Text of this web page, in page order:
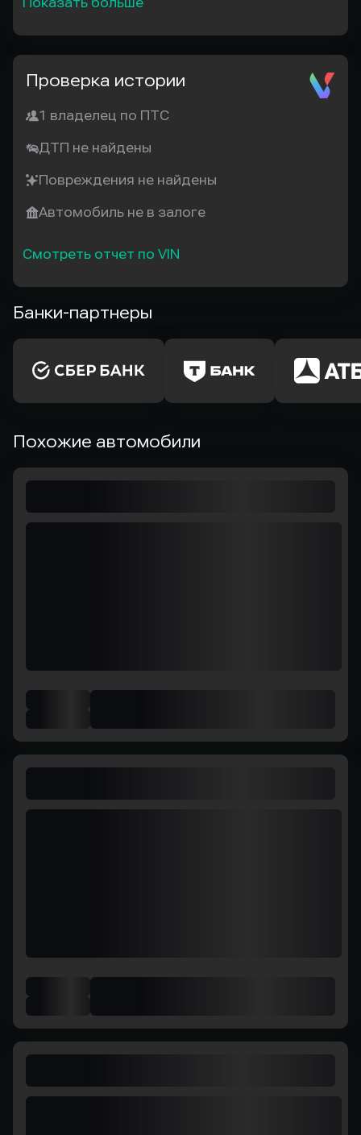
Проверка истории
1 владелец по ПТС
ДТП не найдены
Повреждения не найдены
Автомобиль не в залоге
Смотреть отчет по VIN
Банки-партнеры
Похожие автомобили